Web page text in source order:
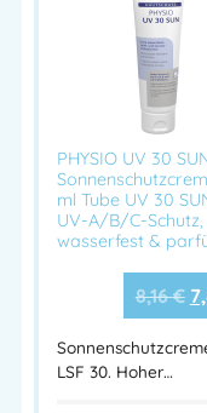
Leichten
Kontakt
Als
oder
Geeignet für
Technische Daten:
Merkmal
Produktname
PHYSIO UV 30
ml Tube UV 30
UV-A/B/C-Schutz,
wasserfest &
8,16€
LSF 30. Hoher…